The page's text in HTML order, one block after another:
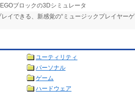
ブロックの3Dシミュレータ
イできる、新感覚の“ミュージックプレイヤーゲ
ユーティリティ
パーソナル
ゲーム
ハードウェア